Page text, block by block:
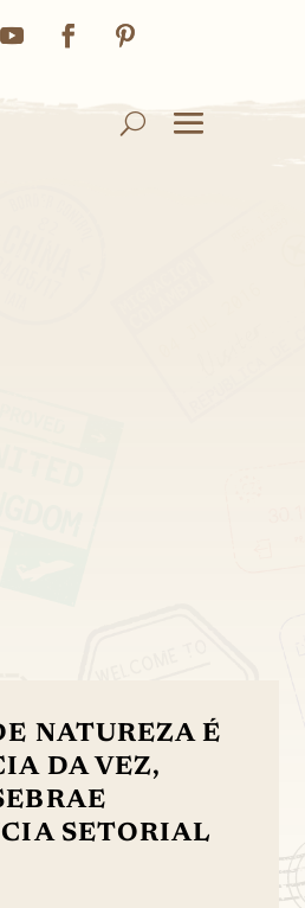
NATUREZA É
DA VEZ,
SETORIAL